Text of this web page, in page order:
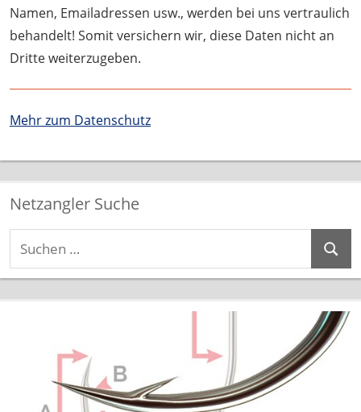
Namen, Emailadressen usw., werden bei uns vertraulich
behandelt! Somit versichern wir, diese Daten nicht an
Dritte weiterzugeben.
Mehr zum Datenschutz
Netzangler Suche
Suchen
nach: